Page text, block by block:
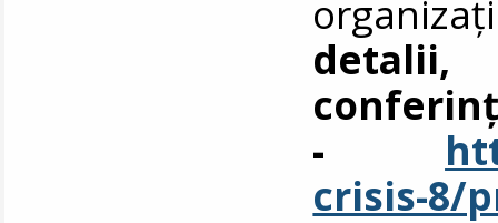
-
crisis-8/